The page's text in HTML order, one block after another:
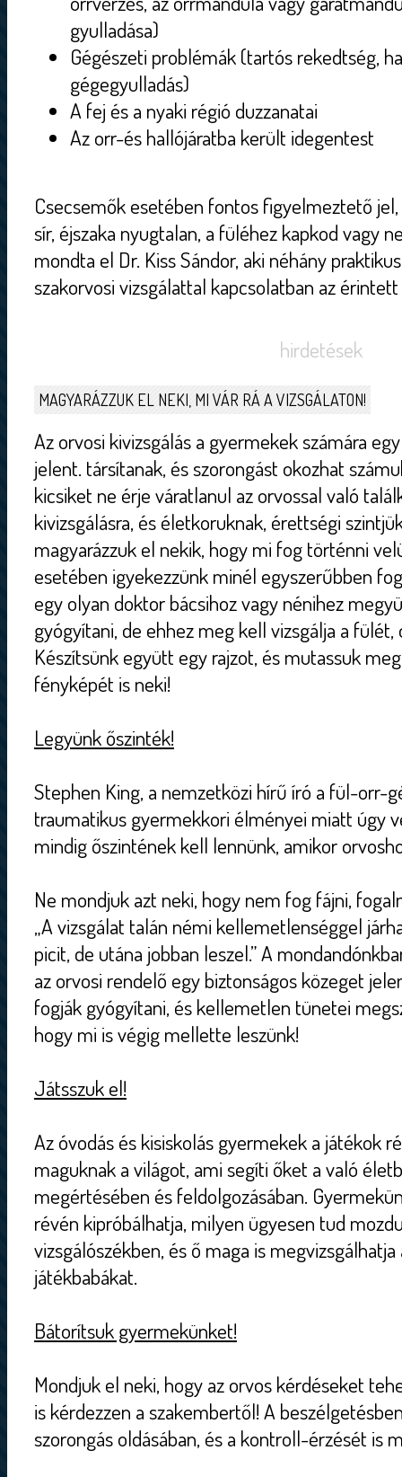
gyulladása)
Gégészeti problémák (tartós rekedtség,
gégegyulladás)
A fej és a nyaki régió duzzanatai
Az orr-és hallójáratba került idegentest
Csecsemők esetében fontos figyelmeztető jel,
sír, éjszaka nyugtalan, a füléhez kapkod vagy
mondta el Dr. Kiss Sándor, aki néhány
szakorvosi vizsgálattal kapcsolatban az
hirdetések
MAGYARÁZZUK EL NEKI, MI VÁR RÁ A VIZSGÁLATON!
Az orvosi kivizsgálás a gyermekek számára
jelent. társítanak, és szorongást okozhat
kicsiket ne érje váratlanul az orvossal való
kivizsgálásra, és életkoruknak, érettségi
magyarázzuk el nekik, hogy mi fog történni
esetében igyekezzünk minél egyszerűbben
egy olyan doktor bácsihoz vagy nénihez
gyógyítani, de ehhez meg kell vizsgálja a fülét,
Készítsünk együtt egy rajzot, és mutassuk
fényképét is neki!
Legyünk őszinték!
Stephen King, a nemzetközi hírű író a fül-orr-
traumatikus gyermekkori élményei miatt úgy
mindig őszintének kell lennünk, amikor
Ne mondjuk azt neki, hogy nem fog fájni,
„A vizsgálat talán némi kellemetlenséggel
picit, de utána jobban leszel.” A
az orvosi rendelő egy biztonságos közeget
fogják gyógyítani, és kellemetlen tünetei
hogy mi is végig mellette leszünk!
Játsszuk el!
Az óvodás és kisiskolás gyermekek a játékok
maguknak a világot, ami segíti őket a való
megértésében és feldolgozásában.
révén kipróbálhatja, milyen ügyesen tud
vizsgálószékben, és ő maga is
játékbabákat.
Bátorítsuk gyermekünket!
Mondjuk el neki, hogy az orvos kérdéseket
is kérdezzen a szakembertől! A
szorongás oldásában, és a kontroll-érzését is